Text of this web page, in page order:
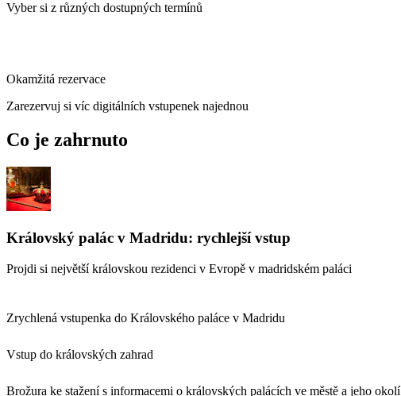
Vyber si z různých dostupných termínů
Okamžitá rezervace
Zarezervuj si víc digitálních vstupenek najednou
Co je zahrnuto
Královský palác v Madridu: rychlejší vstup
Projdi si největší královskou rezidenci v Evropě v madridském paláci
Zrychlená vstupenka do Královského paláce v Madridu
Vstup do královských zahrad
Brožura ke stažení s informacemi o královských palácích ve městě a jeho okolí